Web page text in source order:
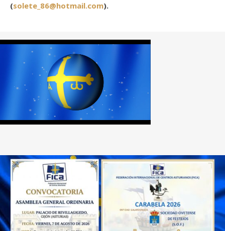
(solete_86@hotmail.com).
FEDERACIÓN
INTERNACIONAL
DE CENTROS
ASTURIANOS
Calle
Zarandieta,
6
03010